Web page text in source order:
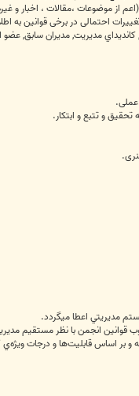
از موضوعات ،مقالات ، اخبار و
مديريت, مديران سابق,